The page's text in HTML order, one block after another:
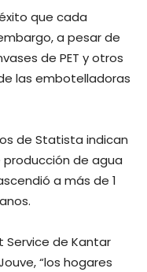
que cada
a pesar de
de PET y otros
las embotelladoras
de Statista indican
producción de agua
a más de 1
Service de Kantar
“los hogares